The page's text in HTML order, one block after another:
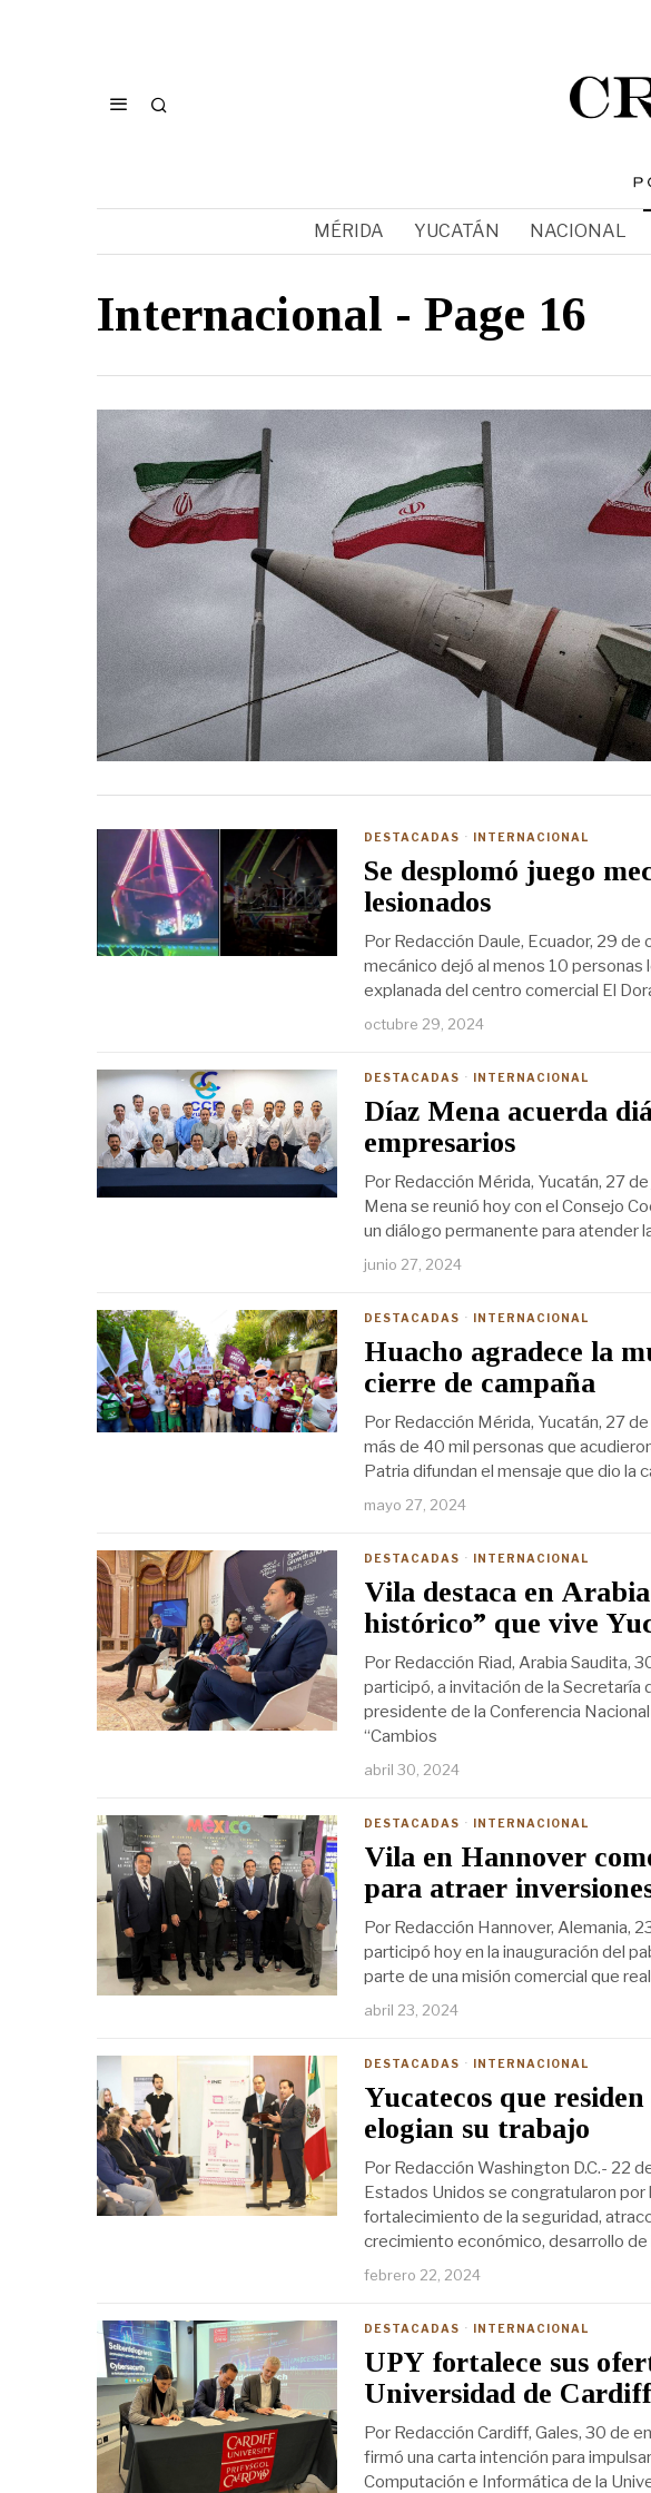
MÉRIDA YUCATÁN NACIONAL
Internacional - Page 16
DESTACADAS · INTERNACIONAL
Se desplomó juego
lesionados
Por Redacción Daule, Ecuador, 29
mecánico dejó al menos 10 personas
explanada del centro comercial El
octubre 29, 2024
DESTACADAS · INTERNACIONAL
Díaz Mena acuerda
empresarios
Por Redacción Mérida, Yucatán, 27
Mena se reunió hoy con el Consejo
un diálogo permanente para atender
junio 27, 2024
DESTACADAS · INTERNACIONAL
Huacho agradece la
cierre de campaña
Por Redacción Mérida, Yucatán, 27
más de 40 mil personas que
Patria difundan el mensaje que dio la
mayo 27, 2024
DESTACADAS · INTERNACIONAL
Vila destaca en
histórico” que vive
Por Redacción Riad, Arabia Saudita,
participó, a invitación de la Secretaría
presidente de la Conferencia
“Cambios
abril 30, 2024
DESTACADAS · INTERNACIONAL
Vila en Hannover
para atraer
Por Redacción Hannover, Alemania,
participó hoy en la inauguración del
parte de una misión comercial que
abril 23, 2024
DESTACADAS · INTERNACIONAL
Yucatecos que
elogian su trabajo
Por Redacción Washington D.C.- 22
Estados Unidos se congratularon
fortalecimiento de la seguridad,
crecimiento económico, desarrollo
febrero 22, 2024
DESTACADAS · INTERNACIONAL
UPY fortalece sus
Universidad de Cardiff
Por Redacción Cardiff, Gales, 30 de
firmó una carta intención para
Computación e Informática de la